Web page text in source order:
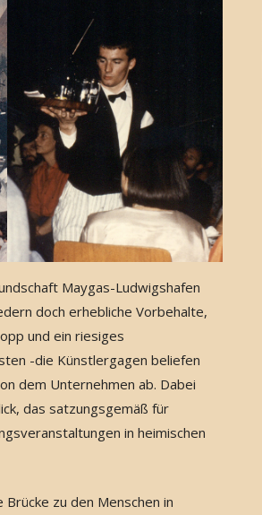
Maygas-Ludwigshafen
doch erhebliche Vorbehalte,
und ein riesiges
-die Künstlergagen beliefen
dem Unternehmen ab. Dabei
das satzungsgemäß für
in heimischen
zu den Menschen in